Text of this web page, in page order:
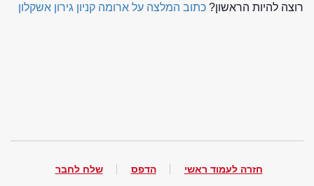
רוצה להיות הראשון? כתוב המלצה על ארומה קניון גירון אשקלון
חזרה לעמוד ראשי הדפס שלח לחבר